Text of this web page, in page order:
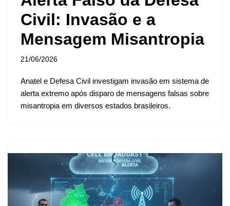
Civil: Invasão e a
Mensagem Misantropia
21/06/2026
Anatel e Defesa Civil investigam invasão em sistema de
alerta extremo após disparo de mensagens falsas sobre
misantropia em diversos estados brasileiros.